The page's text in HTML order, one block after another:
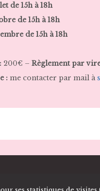
de 15h à 18h
de 15h à 18h
de 15h à 18h
200€ – Règlement par
: me contacter par mail à